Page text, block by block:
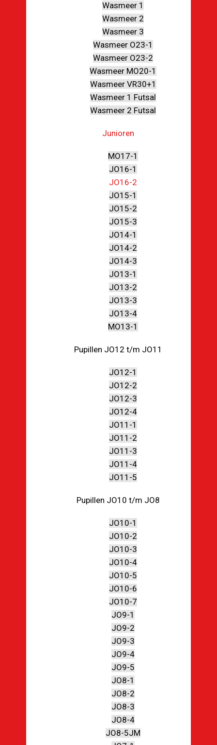
Wasmeer 1
Wasmeer 2
Wasmeer 3
Wasmeer O23-1
Wasmeer O23-2
Wasmeer MO20-1
Wasmeer VR30+1
Wasmeer 1 Futsal
Wasmeer 2 Futsal
Junioren
MO17-1
JO16-1
JO16-2
JO15-1
JO15-2
JO15-3
JO14-1
JO14-2
JO14-3
JO13-1
JO13-2
JO13-3
JO13-4
MO13-1
Pupillen JO12 t/m JO11
JO12-1
JO12-2
JO12-3
JO12-4
JO11-1
JO11-2
JO11-3
JO11-4
JO11-5
Pupillen JO10 t/m JO8
JO10-1
JO10-2
JO10-3
JO10-4
JO10-5
JO10-6
JO10-7
JO9-1
JO9-2
JO9-3
JO9-4
JO9-5
JO8-1
JO8-2
JO8-3
JO8-4
JO8-5JM